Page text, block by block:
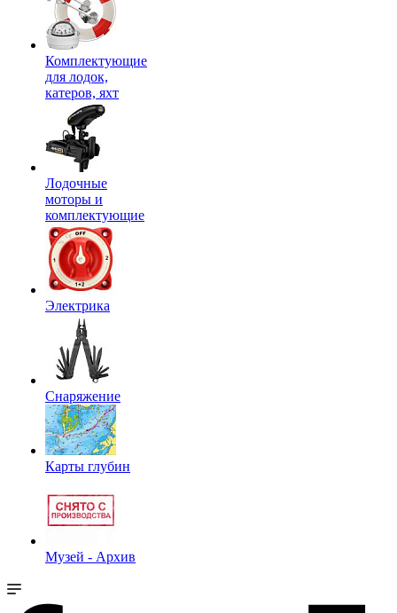
Комплектующие
для лодок,
катеров, яхт
Лодочные
моторы и
комплектующие
Электрика
Снаряжение
Карты глубин
Музей - Архив